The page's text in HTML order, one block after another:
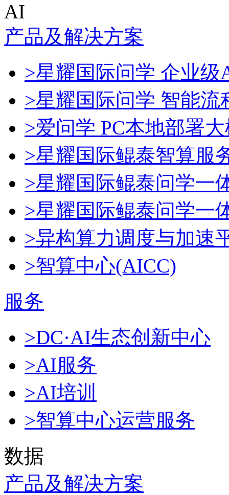
AI
产品及解决方案
>星耀国际问学 企业级
>星耀国际问学 智能流
>爱问学 PC本地部署
>星耀国际鲲泰智算服
>星耀国际鲲泰问学一
>星耀国际鲲泰问学一
>异构算力调度与加速
>智算中心(AICC)
服务
>DC·AI生态创新中心
>AI服务
>AI培训
>智算中心运营服务
数据
产品及解决方案